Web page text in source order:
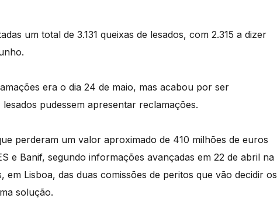
um total de 3.131 queixas de lesados, com 2.315 a dizer
era o dia 24 de maio, mas acabou por ser
pudessem apresentar reclamações.
perderam um valor aproximado de 410 milhões de euros
e Banif, segundo informações avançadas em 22 de abril na
em Lisboa, das duas comissões de peritos que vão decidir os
solução.